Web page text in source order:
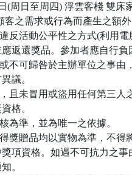
(周日至周四) 浮雲客棧 雙
之需求或行為而產生之額
活動公平性之方式(利用
返還獎品。參加者應自行負
可歸咎於主辦單位之事由
議。
未冒用或盜用任何第三人
格。
準，並為唯一之依據。
贈品均以實物為準，不得
項資格。如遇不可抗力之
。